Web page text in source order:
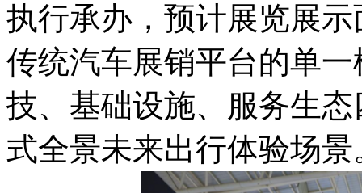
执行承办，预计展览展
传统汽车展销平台的单
技、基础设施、服务生
式全景未来出行体验场景